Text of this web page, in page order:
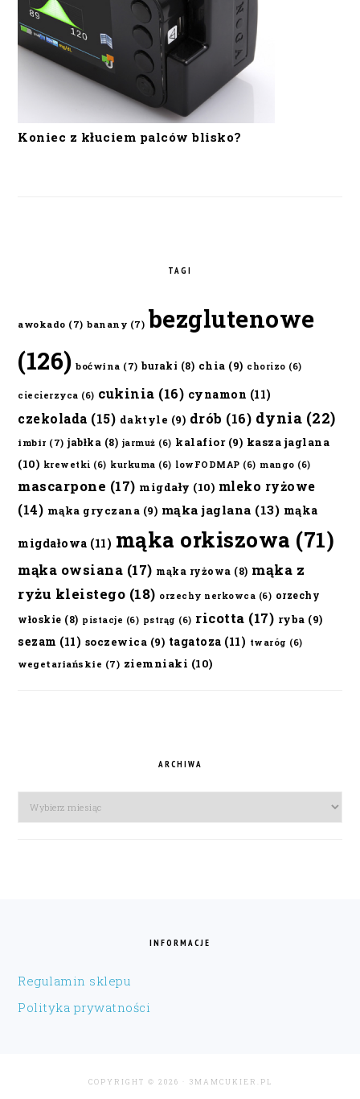
Koniec z kłuciem palców blisko?
TAGI
awokado (7) banany (7) bezglutenowe
(126) boćwina (7) buraki (8) chia (9) chorizo (6)
ciecierzyca (6) cukinia (16) cynamon (11)
czekolada (15) daktyle (9) drób (16) dynia (22)
imbir (7) jabłka (8) jarmuż (6) kalafior(9) kasza jaglana
(10) krewetki (6) kurkuma (6) lowFODMAP (6) mango (6)
mascarpone (17) migdały (10) mleko ryżowe
(14) mąka gryczana (9) mąka jaglana (13) mąka
migdałowa (11) mąka orkiszowa (71)
mąka owsiana (17) mąka ryżowa (8) mąka z
ryżu kleistego (18) orzechy nerkowca (6) orzechy
włoskie (8) pistacje (6) pstrąg (6) ricotta (17) ryba (9)
sezam (11) soczewica (9) tagatoza (11) twaróg (6)
wegetariańskie (7) ziemniaki (10)
ARCHIWA
Archiwa
INFORMACJE
Regulamin sklepu
Polityka prywatności
COPYRIGHT © 2026 · 3MAMCUKIER.PL